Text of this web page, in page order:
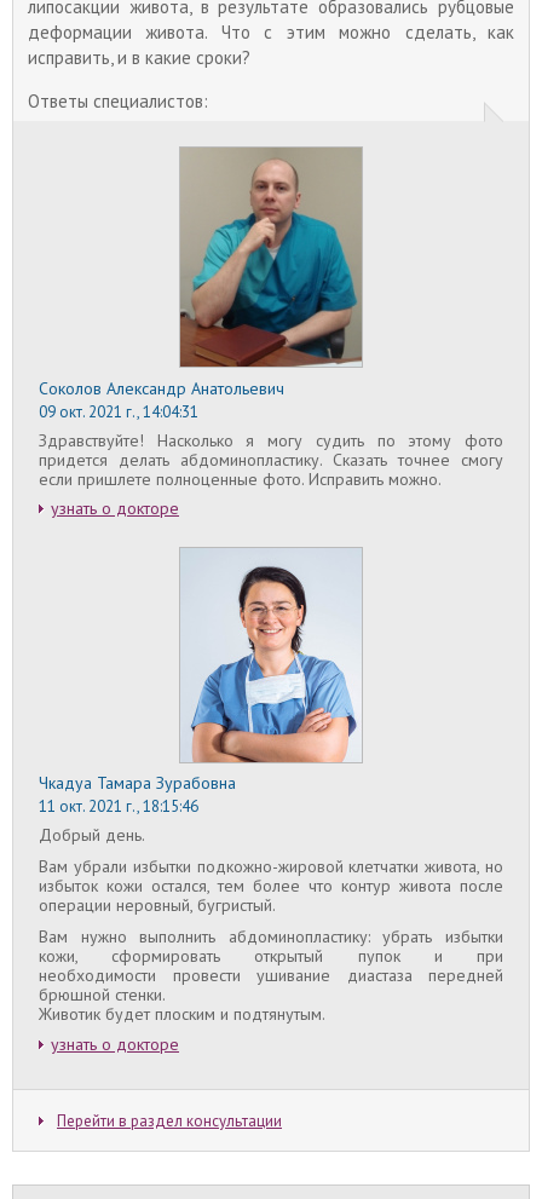
липосакции живота, в результате образовались рубцовые
деформации живота. Что с этим можно сделать, как
исправить, и в какие сроки?
Ответы специалистов:
Соколов Александр Анатольевич
09 окт. 2021 г., 14:04:31
Здравствуйте! Насколько я могу судить по этому фото
придется делать абдоминопластику. Сказать точнее смогу
если пришлете полноценные фото. Исправить можно.
узнать о докторе
Чкадуа Тамара Зурабовна
11 окт. 2021 г., 18:15:46
Добрый день.
Вам убрали избытки подкожно-жировой клетчатки живота, но
избыток кожи остался, тем более что контур живота после
операции неровный, бугристый.
Вам нужно выполнить абдоминопластику: убрать избытки
кожи, сформировать открытый пупок и при
необходимости провести ушивание диастаза передней
брюшной стенки.
Животик будет плоским и подтянутым.
узнать о докторе
Перейти в раздел консультации